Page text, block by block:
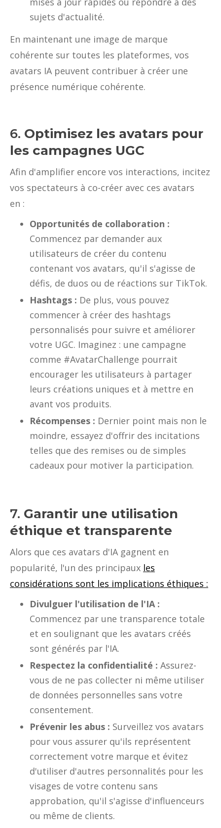
sujets d'actualité.
En maintenant une image de marque
cohérente sur toutes les plateformes, vos
avatars IA peuvent contribuer à créer une
présence numérique cohérente.
6. Optimisez les avatars pour
les campagnes UGC
Afin d'amplifier encore vos interactions, incitez
vos spectateurs à co-créer avec ces avatars
en :
Opportunités de collaboration :
Commencez par demander aux
utilisateurs de créer du contenu
contenant vos avatars, qu'il s'agisse de
défis, de duos ou de réactions sur TikTok.
Hashtags : De plus, vous pouvez
commencer à créer des hashtags
personnalisés pour suivre et améliorer
votre UGC. Imaginez : une campagne
comme #AvatarChallenge pourrait
encourager les utilisateurs à partager
leurs créations uniques et à mettre en
avant vos produits.
Récompenses : Dernier point mais non le
moindre, essayez d'offrir des incitations
telles que des remises ou de simples
cadeaux pour motiver la participation.
7. Garantir une utilisation
éthique et transparente
Alors que ces avatars d'IA gagnent en
popularité, l'un des principaux les
considérations sont les implications éthiques :
Divulguer l'utilisation de l'IA :
Commencez par une transparence totale
et en soulignant que les avatars créés
sont générés par l'IA.
Respectez la confidentialité : Assurez-
vous de ne pas collecter ni même utiliser
de données personnelles sans votre
consentement.
Prévenir les abus : Surveillez vos avatars
pour vous assurer qu'ils représentent
correctement votre marque et évitez
d'utiliser d'autres personnalités pour les
visages de votre contenu sans
approbation, qu'il s'agisse d'influenceurs
ou même de clients.